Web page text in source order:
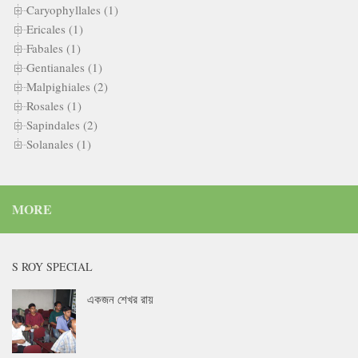
Caryophyllales (1)
Ericales (1)
Fabales (1)
Gentianales (1)
Malpighiales (2)
Rosales (1)
Sapindales (2)
Solanales (1)
MORE
S ROY SPECIAL
একজন শেখর রায়